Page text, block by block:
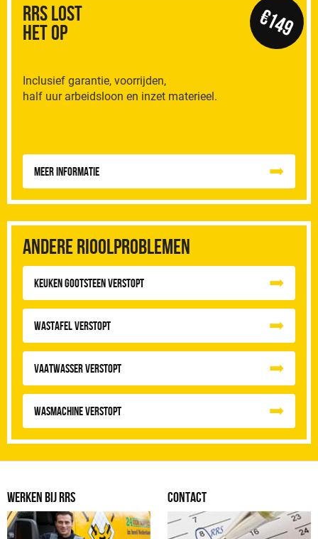
RRS Lost
het op
Inclusief garantie, voorrijden,
half uur arbeidsloon en inzet materieel.
€149
Meer informatie
Andere rioolproblemen
Keuken Gootsteen Verstopt
Wastafel Verstopt
Vaatwasser Verstopt
Wasmachine verstopt
WERKEN BIJ RRS CONTACT